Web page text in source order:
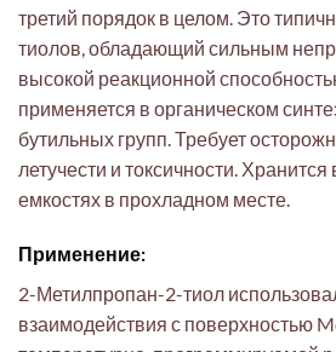
третий порядок в целом. Это
тиолов, обладающий сильным
высокой реакционной
применяется в органическом
бутильных групп. Требует
летучести и токсичности.
емкостях в прохладном месте.
Применение:
2-Метилпропан-2-тиол
взаимодействия с поверхностью